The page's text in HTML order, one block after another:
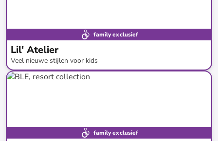
family exclusief
Lil' Atelier
Veel nieuwe stijlen voor kids
tot- 42%* Nieuwe collectie
family exclusief